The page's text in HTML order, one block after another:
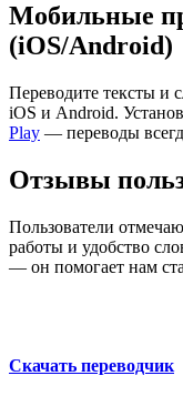
Мобильные
(iOS/Android)
Переводите тексты и
iOS и Android.
Play — переводы
Отзывы
Пользователи
работы и удобство
— он помогает нам
Скачать переводчик